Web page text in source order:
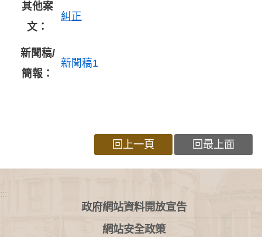
其他案
文：
糾正
新聞稿/
簡報：
新聞稿1
回上一頁 回最上面
:::
政府網站資料開放宣告
網站安全政策